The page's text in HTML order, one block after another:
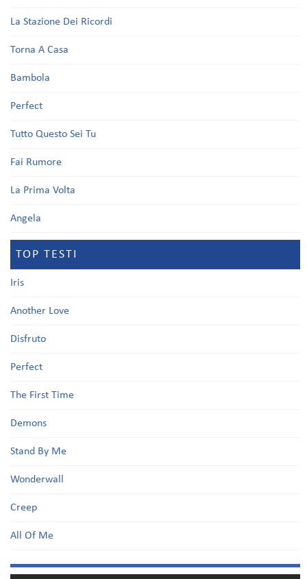
La Stazione Dei Ricordi
Torna A Casa
Bambola
Perfect
Tutto Questo Sei Tu
Fai Rumore
La Prima Volta
Angela
TOP TESTI
Iris
Another Love
Disfruto
Perfect
The First Time
Demons
Stand By Me
Wonderwall
Creep
All Of Me